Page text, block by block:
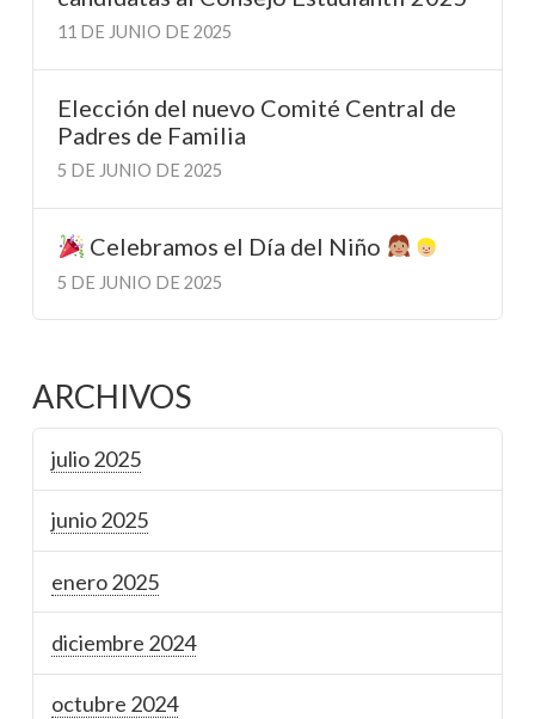
11 DE JUNIO DE 2025
Elección del nuevo Comité Central de
Padres de Familia
5 DE JUNIO DE 2025
Celebramos el Día del Niño
5 DE JUNIO DE 2025
ARCHIVOS
julio 2025
junio 2025
enero 2025
diciembre 2024
octubre 2024